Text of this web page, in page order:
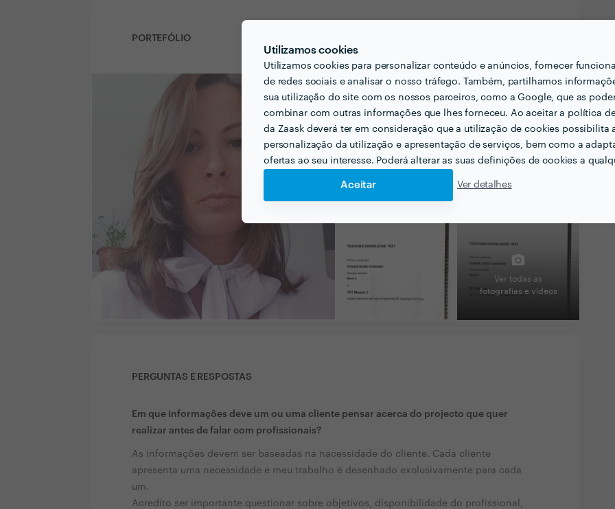
Utilizamos cookies
Utilizamos cookies para personalizar conteúdo e anúncios, fornecer
de redes sociais e analisar o nosso tráfego. Também, partilhamos
sua utilização do site com os nossos parceiros, como a Google, que as
combinar com outras informações que lhes forneceu. Ao aceitar a política
da Zaask deverá ter em consideração que a utilização de cookies possibilita
personalização da utilização e apresentação de serviços, bem como a
ofertas ao seu interesse. Poderá alterar as suas definições de cookies a
Aceitar Ver detalhes
PORTEFÓLIO
Ver todas as
fotografias e vídeos
PERGUNTAS E RESPOSTAS
Em que informações deve um ou uma cliente pensar acerca do projecto que quer
realizar antes de falar com profissionais?
As informações devem ser baseadas na nacessidade do cliente. Cada cliente
apresenta uma necessidade e meu trabalho é desenhado exclusivamente para cada
um.
Acredito ser importante questionar sobre objetivos, disponibilidade do profissional,